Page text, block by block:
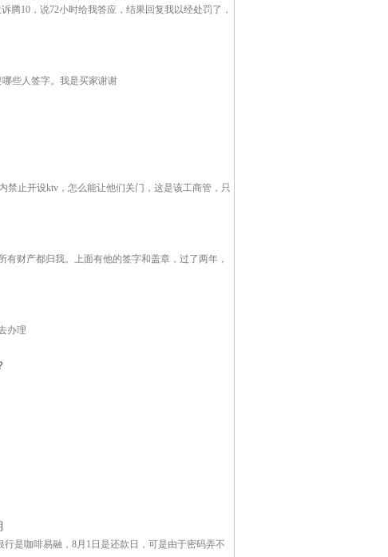
腾10，说72小时给我答应，结果回复我以经处罚了，
些人签字。我是买家谢谢
止开设ktv，怎么能让他们关门，这是该工商管，只
财产都归我。上面有他的签字和盖章，过了两年，
办理
是咖啡易融，8月1日是还款日，可是由于密码弄不